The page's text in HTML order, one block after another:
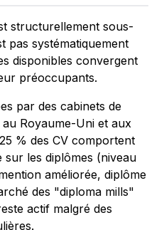
structurellement sous-
pas systématiquement
disponibles convergent
préoccupants.
par des cabinets de
Royaume-Uni et aux
% des CV comportent
sur les diplômes (niveau
améliorée, diplôme
des "diploma mills"
actif malgré des